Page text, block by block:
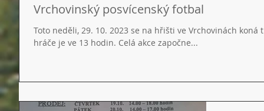
Vrchovinský posvícenský fotbal
Toto neděli, 29. 10. 2023 se na hřišti ve Vrchovinách
hráče je ve 13 hodin. Celá akce započne...